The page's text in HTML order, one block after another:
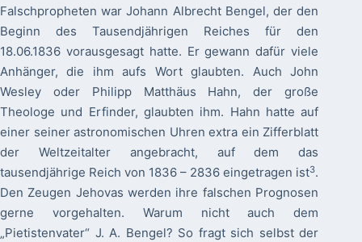
Falschpropheten war Johann Albrecht Bengel, der den
Beginn des Tausendjährigen Reiches für den
18.06.1836 vorausgesagt hatte. Er gewann dafür viele
Anhänger, die ihm aufs Wort glaubten. Auch John
Wesley oder Philipp Matthäus Hahn, der große
Theologe und Erfinder, glaubten ihm. Hahn hatte auf
einer seiner astronomischen Uhren extra ein Zifferblatt
der Weltzeitalter angebracht, auf dem das
tausendjährige Reich von 1836 – 2836 eingetragen ist3.
Den Zeugen Jehovas werden ihre falschen Prognosen
gerne vorgehalten. Warum nicht auch dem
„Pietistenvater“ J. A. Bengel? So fragt sich selbst der